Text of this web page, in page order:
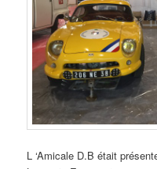
L ‘Amicale D.B était